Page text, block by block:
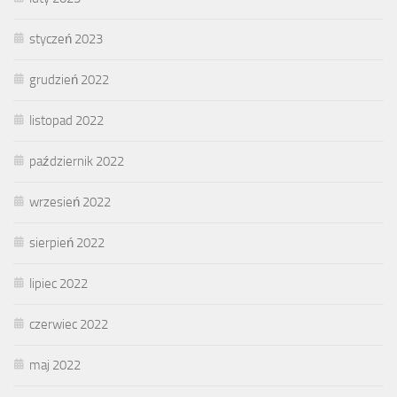
styczeń 2023
grudzień 2022
listopad 2022
październik 2022
wrzesień 2022
sierpień 2022
lipiec 2022
czerwiec 2022
maj 2022